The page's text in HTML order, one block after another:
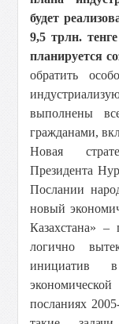
будет
9,5 трлн.
планируется
обратить
выполнены
гражданами,
Новая
Президента
Послании
новый
Казахстана» –
логично
инициатив
посланиях